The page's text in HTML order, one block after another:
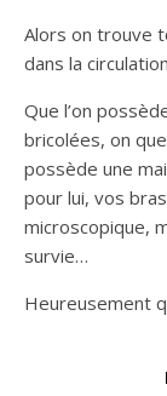
Alors on trouve
dans la
Que l’on
bricolées, on
possède une
pour lui, vos
microscopique,
survie…
Heureusement